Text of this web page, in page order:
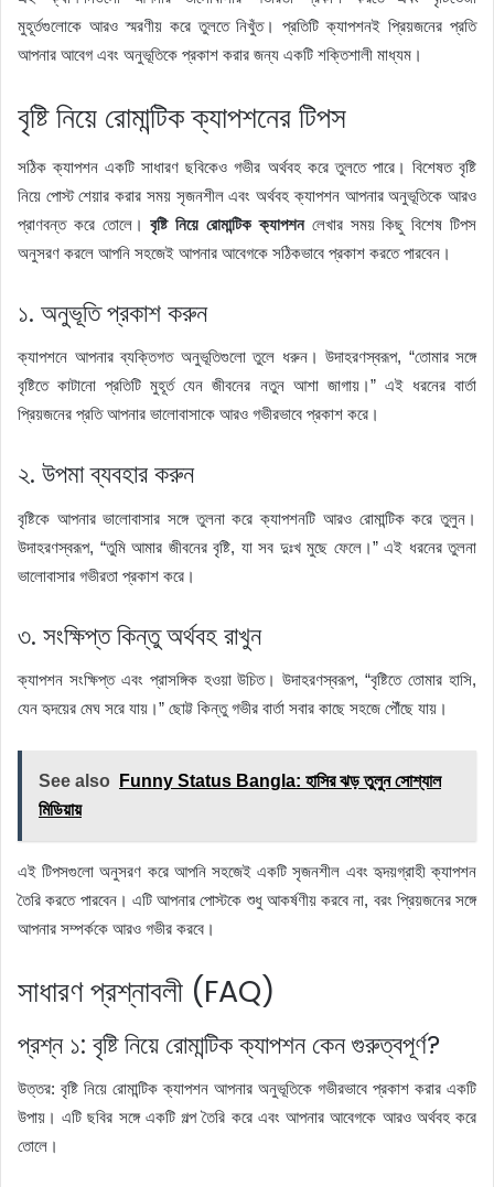
মুহূর্তগুলোকে আরও স্মরণীয় করে তুলতে নিখুঁত। প্রতিটি ক্যাপশনই প্রিয়জনের প্রতি
আপনার আবেগ এবং অনুভূতিকে প্রকাশ করার জন্য একটি শক্তিশালী মাধ্যম।
বৃষ্টি নিয়ে রোমান্টিক ক্যাপশনের টিপস
সঠিক ক্যাপশন একটি সাধারণ ছবিকেও গভীর অর্থবহ করে তুলতে পারে। বিশেষত বৃষ্টি
নিয়ে পোস্ট শেয়ার করার সময় সৃজনশীল এবং অর্থবহ ক্যাপশন আপনার অনুভূতিকে আরও
প্রাণবন্ত করে তোলে।বৃষ্টি নিয়ে রোমান্টিক ক্যাপশনলেখার সময় কিছু বিশেষ টিপস
অনুসরণ করলে আপনি সহজেই আপনার আবেগকে সঠিকভাবে প্রকাশ করতে পারবেন।
১. অনুভূতি প্রকাশ করুন
ক্যাপশনে আপনার ব্যক্তিগত অনুভূতিগুলো তুলে ধরুন। উদাহরণস্বরূপ, “তোমার সঙ্গে
বৃষ্টিতে কাটানো প্রতিটি মুহূর্ত যেন জীবনের নতুন আশা জাগায়।” এই ধরনের বার্তা
প্রিয়জনের প্রতি আপনার ভালোবাসাকে আরও গভীরভাবে প্রকাশ করে।
২. উপমা ব্যবহার করুন
বৃষ্টিকে আপনার ভালোবাসার সঙ্গে তুলনা করে ক্যাপশনটি আরও রোমান্টিক করে তুলুন।
উদাহরণস্বরূপ, “তুমি আমার জীবনের বৃষ্টি, যা সব দুঃখ মুছে ফেলে।” এই ধরনের তুলনা
ভালোবাসার গভীরতা প্রকাশ করে।
৩. সংক্ষিপ্ত কিন্তু অর্থবহ রাখুন
ক্যাপশন সংক্ষিপ্ত এবং প্রাসঙ্গিক হওয়া উচিত। উদাহরণস্বরূপ, “বৃষ্টিতে তোমার হাসি,
যেন হৃদয়ের মেঘ সরে যায়।” ছোট্ট কিন্তু গভীর বার্তা সবার কাছে সহজে পৌঁছে যায়।
See also
Funny Status Bangla: হাসির ঝড় তুলুন সোশ্যাল
মিডিয়ায়
এই টিপসগুলো অনুসরণ করে আপনি সহজেই একটি সৃজনশীল এবং হৃদয়গ্রাহী ক্যাপশন
তৈরি করতে পারবেন। এটি আপনার পোস্টকে শুধু আকর্ষণীয় করবে না, বরং প্রিয়জনের সঙ্গে
আপনার সম্পর্ককে আরও গভীর করবে।
সাধারণ প্রশ্নাবলী (FAQ)
প্রশ্ন ১: বৃষ্টি নিয়ে রোমান্টিক ক্যাপশন কেন গুরুত্বপূর্ণ?
উত্তর: বৃষ্টি নিয়ে রোমান্টিক ক্যাপশন আপনার অনুভূতিকে গভীরভাবে প্রকাশ করার একটি
উপায়। এটি ছবির সঙ্গে একটি গল্প তৈরি করে এবং আপনার আবেগকে আরও অর্থবহ করে
তোলে।